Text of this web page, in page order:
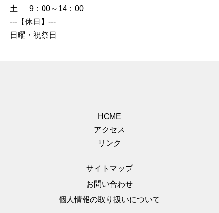
土 9：00～14：00
---【休日】---
日曜・祝祭日
HOME
アクセス
リンク
サイトマップ
お問い合わせ
個人情報の取り扱いについて